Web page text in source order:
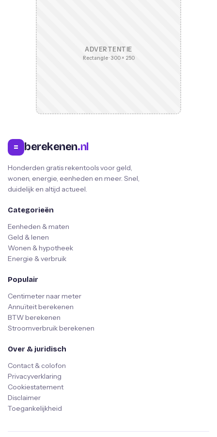
ADVERTENTIE
Rectangle · 300 × 250
= berekenen.nl
Honderden gratis rekentools voor geld,
wonen, energie, eenheden en meer. Snel,
duidelijk en altijd actueel.
Categorieën
Eenheden & maten
Geld & lenen
Wonen & hypotheek
Energie & verbruik
Populair
Centimeter naar meter
Annuïteit berekenen
BTW berekenen
Stroomverbruik berekenen
Over & juridisch
Contact & colofon
Privacyverklaring
Cookiestatement
Disclaimer
Toegankelijkheid